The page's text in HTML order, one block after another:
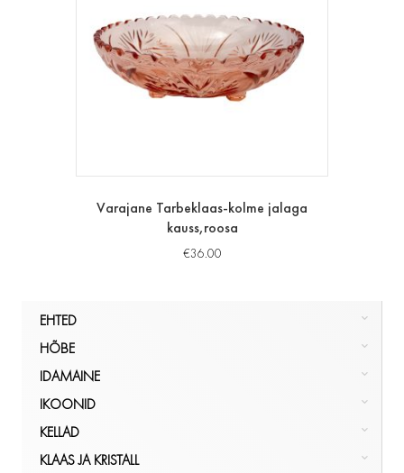
EHTED
HÕBE
KULD
MUU
KÕIKEHTED
HÕBE
NÕUD, POKAALID
PITSID, TOPSID
SERVIISID
SÖÖGIRIISTAD
IDAMAINE
LUUST JA ELEVANDILUUST
KÕIKIDAMAINE
IKOONID
IKOONILAMBID
KÕIKIKOONID
KELLAD
KÄEKELLAD
KLAAS JA KRISTALL
Varajane Tarbeklaas-kolme jalaga
kauss,roosa
€36.00